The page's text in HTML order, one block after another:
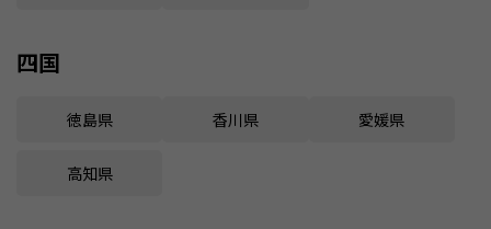
四国
徳島県 香川県 愛媛県
高知県